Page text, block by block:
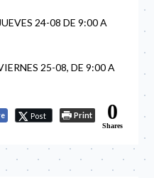
24-08 DE 9:00 A
25-08, DE 9:00 A
Post Print 0
Shares